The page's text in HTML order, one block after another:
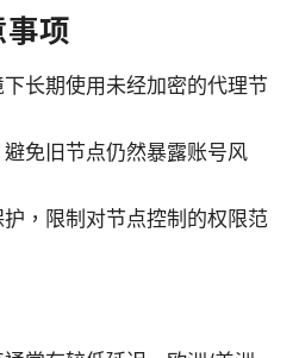
事项
长期使用未经加密的代理节
免旧节点仍然暴露账号风
，限制对节点控制的权限范